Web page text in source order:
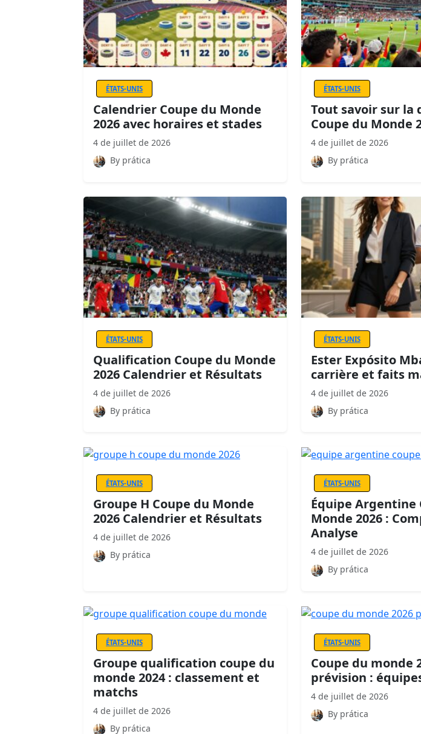
ÉTATS-UNIS
Calendrier Coupe du Monde
2026 avec horaires et stades
4 de juillet de 2026
By prática
ÉTATS-UNIS
Tout savoir sur la
Coupe du Monde
4 de juillet de 2026
By prática
ÉTATS-UNIS
Qualification Coupe du Monde
2026 Calendrier et Résultats
4 de juillet de 2026
By prática
ÉTATS-UNIS
Ester Expósito
carrière et faits
4 de juillet de 2026
By prática
ÉTATS-UNIS
Groupe H Coupe du Monde
2026 Calendrier et Résultats
4 de juillet de 2026
By prática
ÉTATS-UNIS
Équipe Argentine
Monde 2026 :
Analyse
4 de juillet de 2026
By prática
ÉTATS-UNIS
Groupe qualification coupe du
monde 2024 : classement et
matchs
4 de juillet de 2026
By prática
ÉTATS-UNIS
Coupe du monde
prévision :
4 de juillet de 2026
By prática